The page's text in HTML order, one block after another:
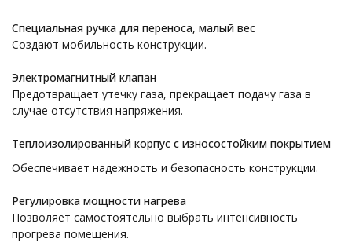
Специальная ручка для переноса, малый вес
Создают мобильность конструкции.
Электромагнитный клапан
Предотвращает утечку газа, прекращает подачу газа в
случае отсутствия напряжения.
Теплоизолированный корпус с износостойким покрытием
Обеспечивает надежность и безопасность конструкции.
Регулировка мощности нагрева
Позволяет самостоятельно выбрать интенсивность
прогрева помещения.